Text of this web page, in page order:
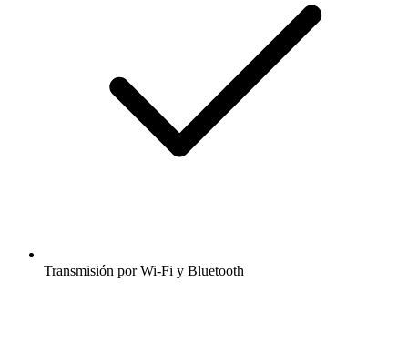
Transmisión por Wi-Fi y Bluetooth